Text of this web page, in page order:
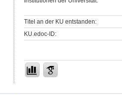
Titel an der KU entstanden:
KU.edoc-ID: